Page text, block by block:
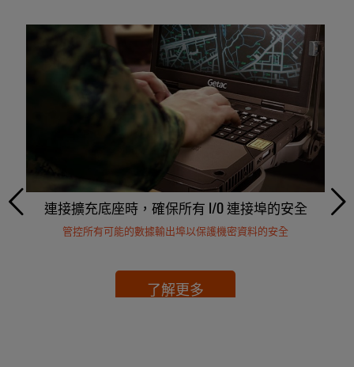
連接擴充底座時，確保所有 I/O 連接埠的安全
管控所有可能的數據輸出埠以保護機密資料的安全
了解更多
專為軍用航空需求客製的異物碎片（FOD）防護
強固設計，能承受衝擊而不易破損
了解更多
專屬客製 I/O 連接埠，提升飛機維修效率
整合原生 RS232 序列埠與擴充 USB I/O，支援關鍵任務操作
了解更多
透過SSD 整合客製化確保軍事行動安全
量身打造的軍規級加密，與硬體完美相容
了解更多